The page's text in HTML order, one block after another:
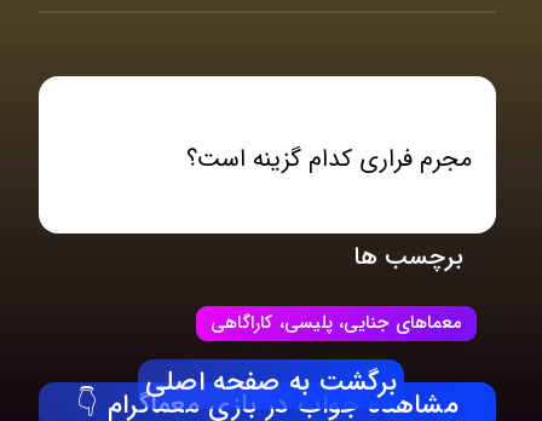
مجرم فراری کدام گزینه است؟
برچسب ها
معماهای جنایی، پلیسی، کاراگاهی
مشاهده جواب در بازی معماگرام 👇
برگشت به صفحه اصلی